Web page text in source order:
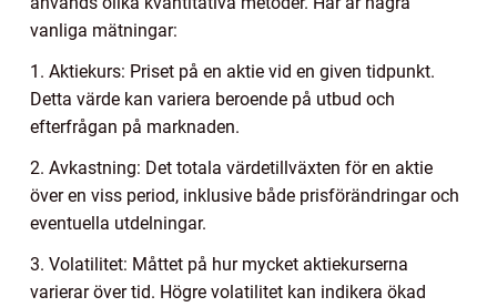
vanliga mätningar:
1. Aktiekurs: Priset på en aktie vid en given tidpunkt.
Detta värde kan variera beroende på utbud och
efterfrågan på marknaden.
2. Avkastning: Det totala värdetillväxten för en aktie
över en viss period, inklusive både prisförändringar och
eventuella utdelningar.
3. Volatilitet: Måttet på hur mycket aktiekurserna
varierar över tid. Högre volatilitet kan indikera ökad